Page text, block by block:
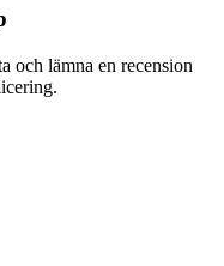
och lämna en recension